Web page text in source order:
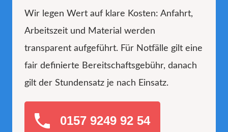
Wir legen Wert auf klare Kosten: Anfahrt,
Arbeitszeit und Material werden
transparent aufgeführt. Für Notfälle gilt eine
fair definierte Bereitschaftsgebühr, danach
gilt der Stundensatz je nach Einsatz.
0157 9249 92 54